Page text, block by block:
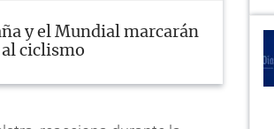
y el Mundial marcarán
al ciclismo